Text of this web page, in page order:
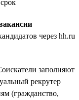
через hh.ru
заполняют
рекрутер
(гражданство,